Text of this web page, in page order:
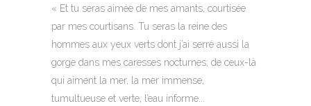
« Et tu seras aimée de mes amants, courtisée
par mes courtisans. Tu seras la reine des
hommes aux yeux verts dont j’ai serré aussi la
gorge dans mes caresses nocturnes; de ceux-là
qui aiment la mer, la mer immense,
tumultueuse et verte, l’eau informe...